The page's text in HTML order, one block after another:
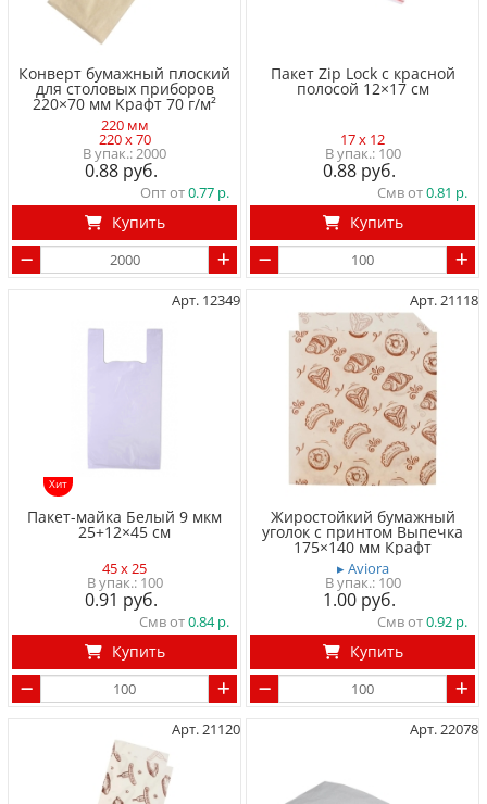
Конверт бумажный плоский
для столовых приборов
220×70 мм Крафт 70 г/м²
220 мм
220 x 70
2000
0.88
Опт от0.77
Купить
Пакет Zip Lock с красной
полосой 12×17 см
17 x 12
100
0.88
Смв от0.81
Купить
Арт. 12349
Хит
Пакет-майка Белый 9 мкм
25+12×45 cм
45 x 25
100
0.91
Смв от0.84
Купить
Арт. 21118
Жиростойкий бумажный
уголок с принтом Выпечка
175×140 мм Крафт
▸ Aviora
100
1.00
Смв от0.92
Купить
Арт. 21120 Арт. 22078